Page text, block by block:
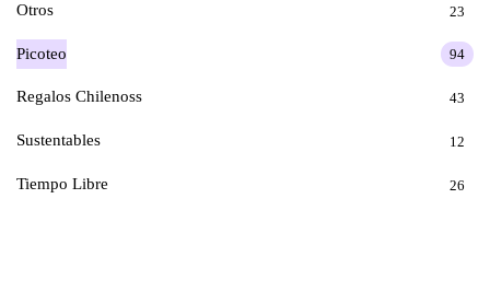
Otros 23
Picoteo 94
Regalos Chilenoss 43
Sustentables 12
Tiempo Libre 26